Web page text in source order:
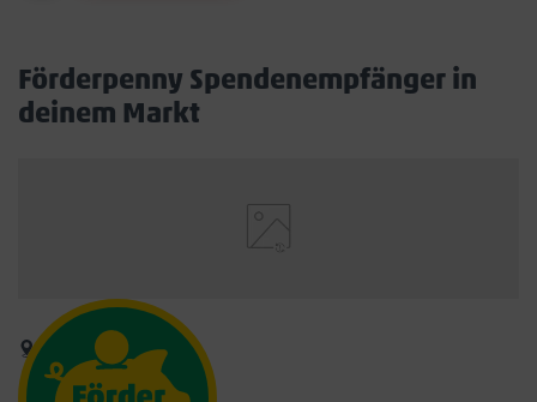
Förderpenny Spendenempfänger in
deinem Markt